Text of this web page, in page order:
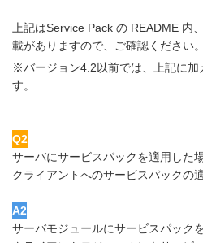
上記はService Pack の README 内
載がありますので、ご確認ください。
※バージョン4.2以前では、上記に加
す。
Q2
サーバにサービスパックを適用した
クライアントへのサービスパックの
A2
サーバモジュールにサービスパック